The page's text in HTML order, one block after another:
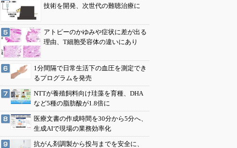
技術を開発、次世代の難聴治療に
アトピーのかゆみや症状に差が出る
理由、T細胞受容体の違いにあり
1分間隔で日常生活下の血圧を測定でき
るプログラムを発売
NTTが養殖飼料向け珪藻を育種、DHA
など5種の脂肪酸が1.8倍に
医療文書の作成時間を30分から5分へ、
生成AIで現場の業務効率化
抗がん剤調製から投与までを安全に、